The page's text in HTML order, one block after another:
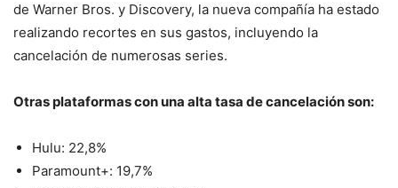
de Warner Bros. y Discovery, la nueva compañía ha estado
realizando recortes en sus gastos, incluyendo la
cancelación de numerosas series.
Otras plataformas con una alta tasa de cancelación son:
Hulu: 22,8%
Paramount+: 19,7%